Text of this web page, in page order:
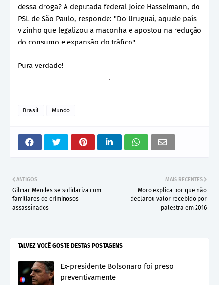
dessa droga? A deputada federal Joice Hasselmann, do
PSL de São Paulo, responde: "Do Uruguai, aquele país
vizinho que legalizou a maconha e apostou na redução
do consumo e expansão do tráfico".
Pura verdade!
Brasil Mundo
MAIS RECENTES
Moro explica por que não
declarou valor recebido por
palestra em 2016
ANTIGOS
Gilmar Mendes se solidariza com
familiares de criminosos
assassinados
TALVEZ VOCÊ GOSTE DESTAS POSTAGENS
Ex-presidente Bolsonaro foi preso
preventivamente